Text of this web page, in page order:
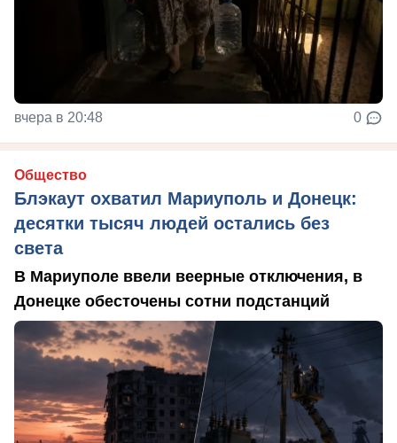
вчера в 20:48 0
Общество
Блэкаут охватил Мариуполь и Донецк:
десятки тысяч людей остались без
света
В Мариуполе ввели веерные отключения, в
Донецке обесточены сотни подстанций